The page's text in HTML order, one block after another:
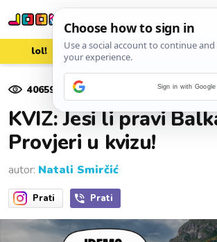
lol! aww vrh!
40659 pregleda
KVIZ: Jesi li pravi
Provjeri u kvizu!
autor: Natali Smirčić
Prati Prati
Sign in with Google